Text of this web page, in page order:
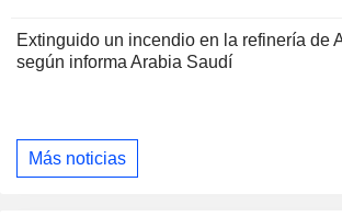
Extinguido un incendio en la refinería de
según informa Arabia Saudí
Más noticias